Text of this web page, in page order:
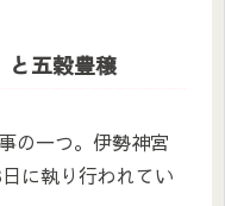
と五穀豊穣
の一つ。伊勢神宮
に執り行われてい